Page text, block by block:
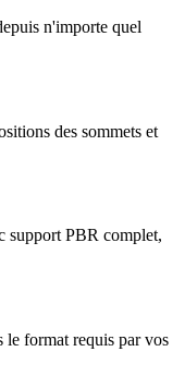
n'importe quel
des sommets et
support PBR complet,
le format requis par vos